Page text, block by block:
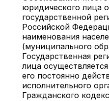
юридического лица
государственной
Российской
наименования
(муниципального
Государственная
лица
его постоянно
исполнительного
Гражданского